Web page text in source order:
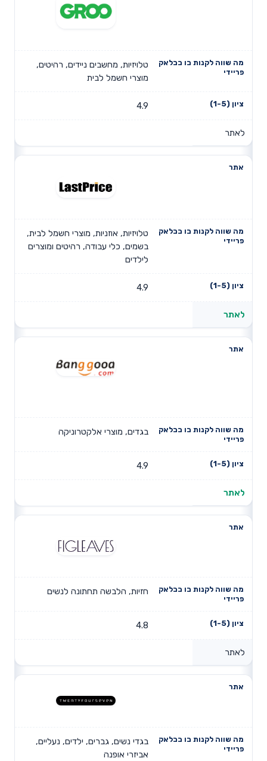
טלויזיות, מחשבים ניידים, רהיטים,
מוצרי חשמל לבית
4.9
לאתר
טלויזיות, אוזניות, מוצרי חשמל לבית,
בשמים, כלי עבודה, רהיטים ומוצרים
לילדים
4.9
לאתר
בגדים, מוצרי אלקטרוניקה
4.9
לאתר
חזיות, הלבשה תחתונה לנשים
4.8
לאתר
בגדי נשים, גברים, ילדים, נעליים,
אביזרי אופנה